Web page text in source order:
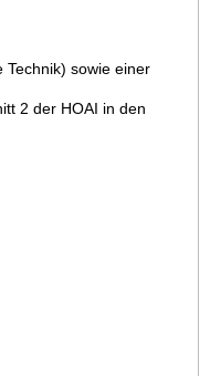
Technik) sowie einer
2 der HOAI in den